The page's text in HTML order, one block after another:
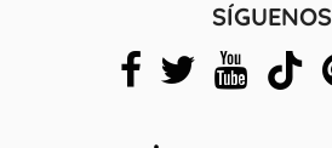
SÍGUENOS